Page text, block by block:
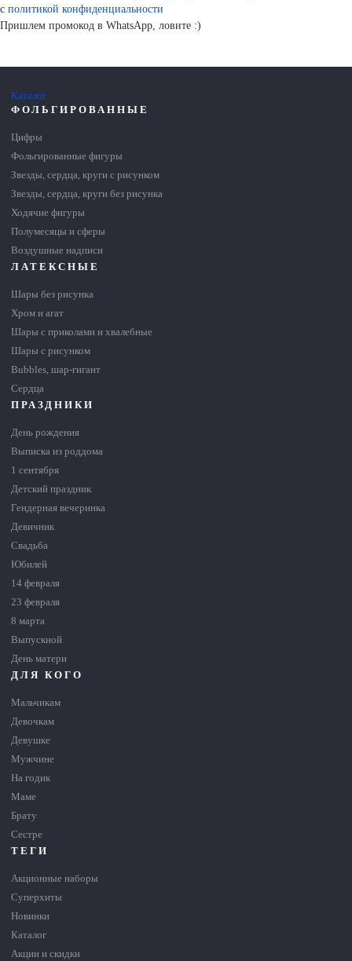
с политикой конфиденциальности
Пришлем промокод в WhatsApp, ловите :)
Каталог
ФОЛЬГИРОВАННЫЕ
Цифры
Фольгированные фигуры
Звезды, сердца, круги с рисунком
Звезды, сердца, круги без рисунка
Ходячие фигуры
Полумесяцы и сферы
Воздушные надписи
ЛАТЕКСНЫЕ
Шары без рисунка
Хром и агат
Шары с приколами и хвалебные
Шары с рисунком
Bubbles, шар-гигант
Сердца
ПРАЗДНИКИ
День рождения
Выписка из роддома
1 сентября
Детский праздник
Гендерная вечеринка
Девичник
Свадьба
Юбилей
14 февраля
23 февраля
8 марта
Выпускной
День матери
ДЛЯ КОГО
Мальчикам
Девочкам
Девушке
Мужчине
На годик
Маме
Брату
Сестре
ТЕГИ
Акционные наборы
Суперхиты
Новинки
Каталог
Акции и скидки